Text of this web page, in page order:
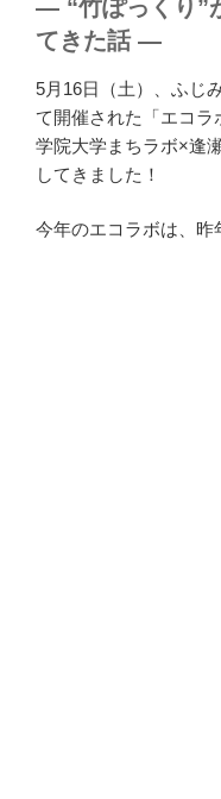
― “竹ぽっくり”
てきた話 ―
5月16日（土）、ふじ
て開催された「エコラ
学院大学まちラボ×逢
してきました！
今年のエコラボは、昨